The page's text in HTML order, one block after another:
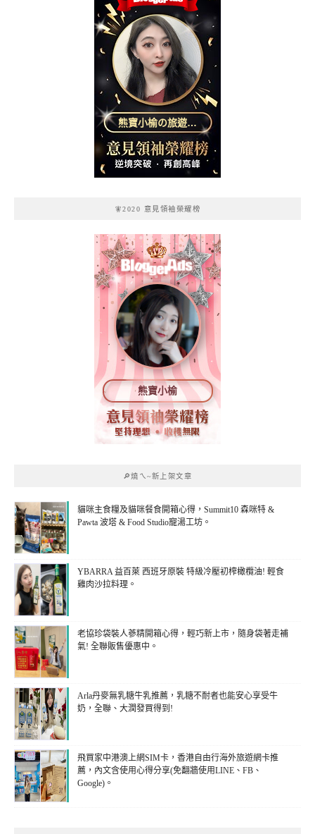
熊寶小榆の旅遊日
記
🧚2020 意見領袖榮耀榜
熊寶小榆
🔎燒ㄟ~新上架文章
貓咪主食糧及貓咪餐食開箱心得，Summit10 森咪特 &
Pawta 波塔 & Food Studio寵湯工坊。
YBARRA 益百萊 西班牙原裝 特級冷壓初榨橄欖油! 輕食
雞肉沙拉料理。
老協珍袋裝人蔘精開箱心得，輕巧新上市，隨身袋著走補
氣! 全聯販售優惠中。
Arla丹麥無乳糖牛乳推薦，乳糖不耐者也能安心享受牛
奶，全聯、大潤發買得到!
飛買家中港澳上網SIM卡，香港自由行海外旅遊網卡推
薦，內文含使用心得分享(免翻牆使用LINE、FB、
Google)。